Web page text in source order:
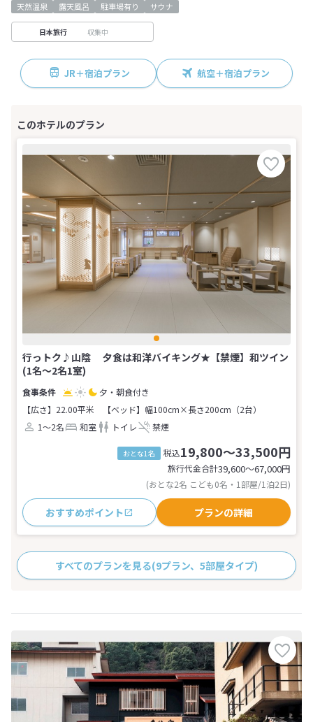
天然温泉
露天風呂 駐車場有り サウナ
日本旅行 収集中
JR＋宿泊プラン 航空＋宿泊プラン
行っトク♪山陰 夕食は和洋バイキング★【禁煙】和ツイン
(1名～2名1室)
夕・朝食付き
【広さ】22.00平米
【ベッド】幅100cm×長さ200cm（2台）
1～2名
和室 トイレ 禁煙
おとな1名 税込19,800～33,500円
旅行代金合計39,600〜67,000円
(おとな2名 こども0名・1部屋/1泊2日)
おすすめポイント プランの詳細
すべてのプランを見る(9プラン、5部屋タイプ)